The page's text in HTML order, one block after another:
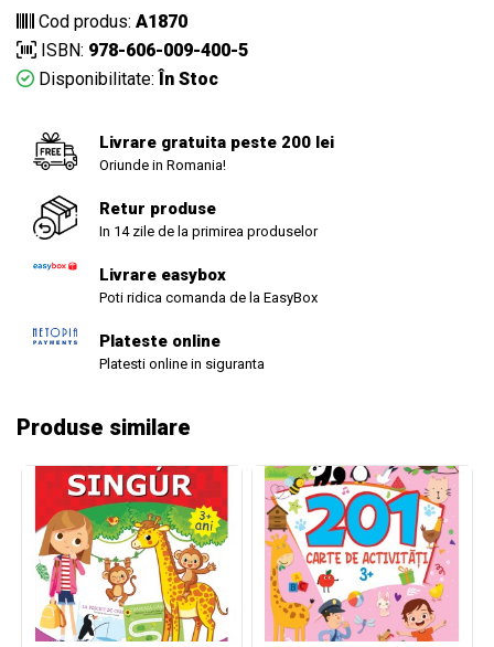
Cod produs: A1870
ISBN: 978-606-009-400-5
Disponibilitate: În Stoc
Livrare gratuita peste 200 lei
Oriunde in Romania!
Retur produse
In 14 zile de la primirea produselor
Livrare easybox
Poti ridica comanda de la EasyBox
Plateste online
Platesti online in siguranta
Produse similare